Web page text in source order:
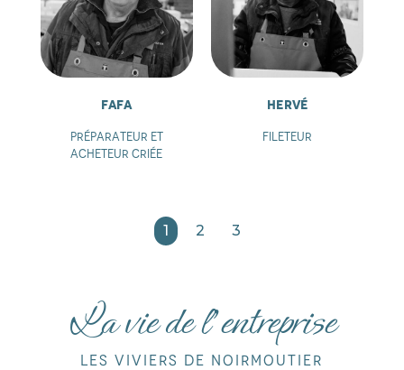
Fafa
Préparateur et
acheteur criée
Hervé
Fileteur
1 2 3
La vie de l’entreprise
Les viviers de noirmoutier